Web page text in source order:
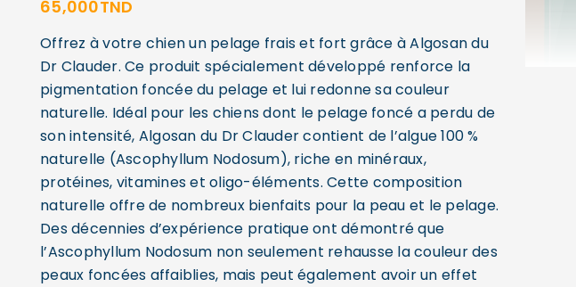
65,000TND
Offrez à votre chien un pelage frais et fort grâce à Algosan du
Dr Clauder. Ce produit spécialement développé renforce la
pigmentation foncée du pelage et lui redonne sa couleur
naturelle. Idéal pour les chiens dont le pelage foncé a perdu de
son intensité, Algosan du Dr Clauder contient de l’algue 100 %
naturelle (Ascophyllum Nodosum), riche en minéraux,
protéines, vitamines et oligo-éléments. Cette composition
naturelle offre de nombreux bienfaits pour la peau et le pelage.
Des décennies d’expérience pratique ont démontré que
l’Ascophyllum Nodosum non seulement rehausse la couleur des
peaux foncées affaiblies, mais peut également avoir un effet